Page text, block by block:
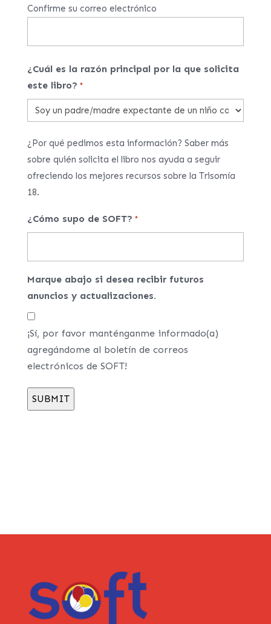
Confirme su correo electrónico
¿Cuál es la razón principal por la que solicita
este libro? *
¿Por qué pedimos esta información? Saber más
sobre quién solicita el libro nos ayuda a seguir
ofreciendo los mejores recursos sobre la Trisomía
18.
¿Cómo supo de SOFT? *
Marque abajo si desea recibir futuros
anuncios y actualizaciones.
¡Sí, por favor manténganme informado(a)
agregándome al boletín de correos
electrónicos de SOFT!